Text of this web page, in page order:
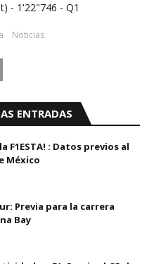
- 1'22"746 - Q1
Noticias
ENTRADAS
F1ESTA! : Datos previos al
México
Previa para la carrera
Bay